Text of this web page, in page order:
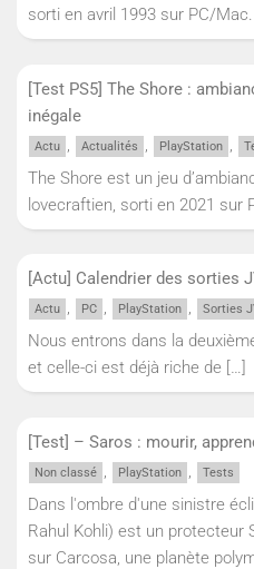
sorti en avril 1993 sur PC/Mac.
[Test PS5] The Shore :
inégale
Actu , Actualités , PlayStation ,
The Shore est un jeu
lovecraftien, sorti en 2021 sur
[Actu] Calendrier des sorties
Actu , PC , PlayStation , Sorties
Nous entrons dans la
et celle-ci est déjà riche de […]
[Test] – Saros : mourir,
Non classé , PlayStation , Tests
Dans l'ombre d'une sinistre
Rahul Kohli) est un protecteur
sur Carcosa, une planète